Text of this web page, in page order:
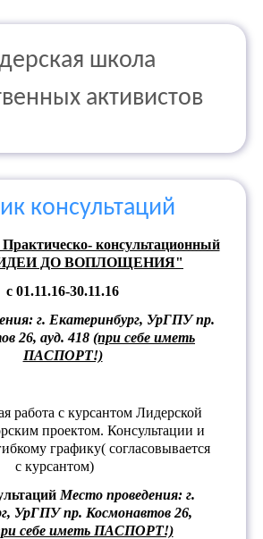
школа
активистов
консультаций
консультационный
ДО ВОПЛОЩЕНИЯ"
с 01.11.16-30.11.16
г. Екатеринбург, УрГПУ пр.
26, ауд. 418 (при себе иметь
ПАСПОРТ!)
работа с курсантом Лидерской
проектом. Консультации и
графику( согласовывается
с курсантом)
Место проведения: г.
УрГПУ пр. Космонавтов 26,
себе иметь ПАСПОРТ!)